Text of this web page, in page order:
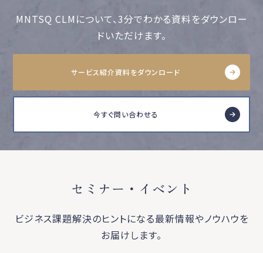
MNTSQ CLMについて、3分でわかる資料をダウンロー
ドいただけます。
サービス紹介資料をダウンロード
今すぐ問い合わせる
セミナー・イベント
ビジネス課題解決のヒントになる最新情報やノウハウを
お届けします。